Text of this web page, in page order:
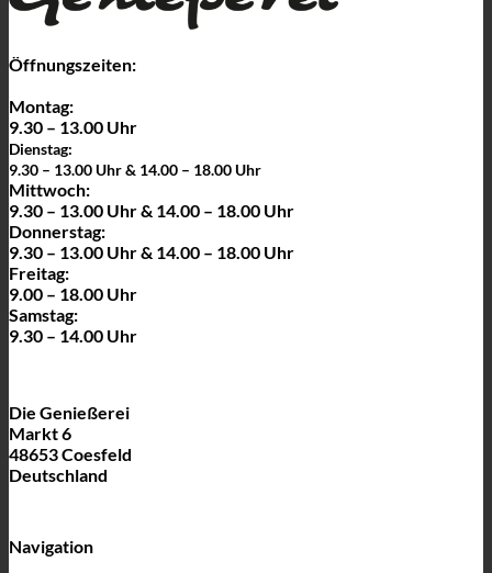
Öffnungszeiten:
Montag:
9.30 – 13.00 Uhr
Dienstag:
9.30 – 13.00 Uhr & 14.00 – 18.00 Uhr
Mittwoch:
9.30 – 13.00 Uhr & 14.00 – 18.00 Uhr
Donnerstag:
9.30 – 13.00 Uhr & 14.00 – 18.00 Uhr
Freitag:
9.00 – 18.00 Uhr
Samstag:
9.30 – 14.00 Uhr
Die Genießerei
Markt 6
48653 Coesfeld
Deutschland
Navigation